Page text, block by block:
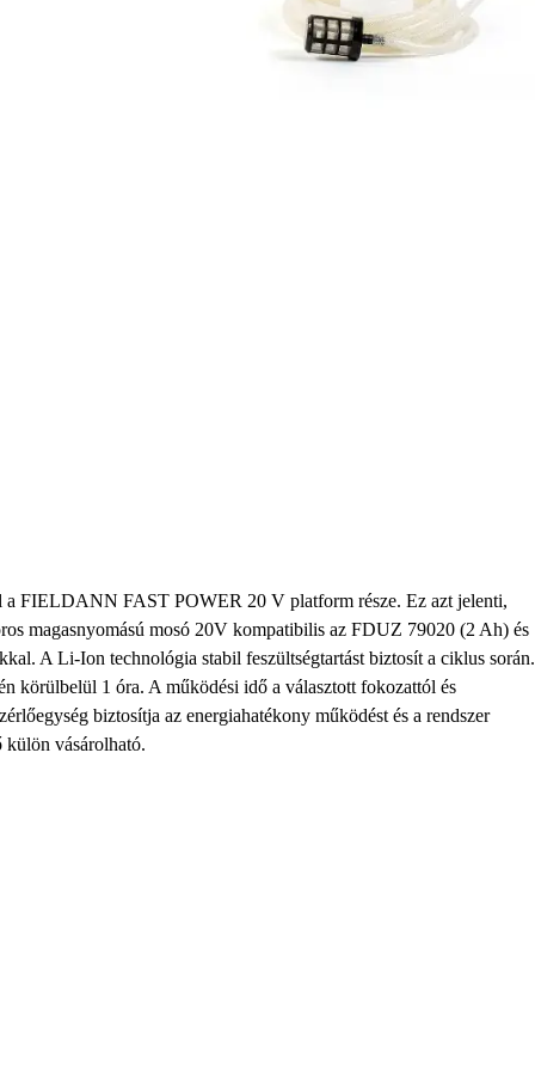
FIELDANN FAST POWER 20 V platform része. Ez azt jelenti,
magasnyomású mosó 20V kompatibilis az FDUZ 79020 (2 Ah) és
A Li-Ion technológia stabil feszültségtartást biztosít a ciklus során.
körülbelül 1 óra. A működési idő a választott fokozattól és
biztosítja az energiahatékony működést és a rendszer
külön vásárolható.